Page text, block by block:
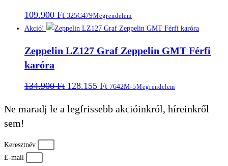
109.900 Ft 325C479Megrendelem
Akció!
Zeppelin LZ127 Graf Zeppelin GMT Férfi
karóra
134.900Ft Original
was:
134.900 Ft.
128.155 FtCurrent
is:
128.155 Ft.
7642M-5Megrendelem
Ne maradj le a legfrissebb akcióinkról, híreinkről
sem!
Keresztnév
E-mail